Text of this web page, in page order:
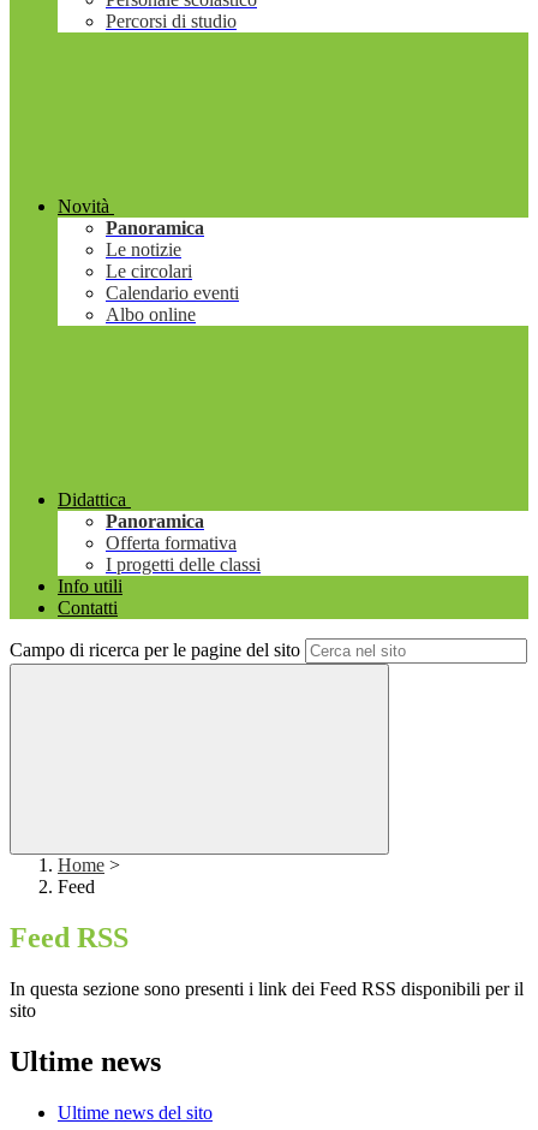
Percorsi di studio
Novità
Panoramica
Le notizie
Le circolari
Calendario eventi
Albo online
Didattica
Panoramica
Offerta formativa
I progetti delle classi
Info utili
Contatti
Campo di ricerca per le pagine del sito
Home >
Feed
Feed RSS
In questa sezione sono presenti i link dei Feed RSS disponibili per il
sito
Ultime news
Ultime news del sito